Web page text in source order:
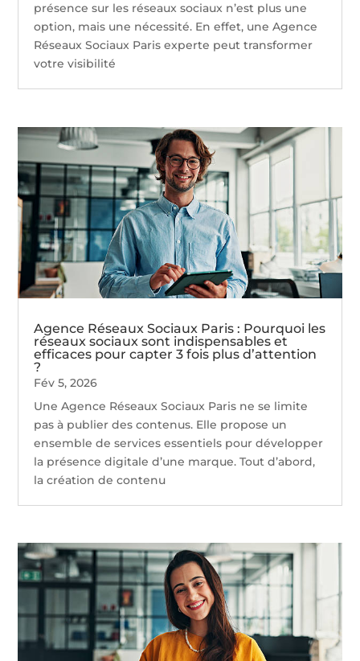
présence sur les réseaux sociaux n’est plus une
option, mais une nécessité. En effet, une Agence
Réseaux Sociaux Paris experte peut transformer
votre visibilité
Agence Réseaux Sociaux Paris : Pourquoi les
réseaux sociaux sont indispensables et
efficaces pour capter 3 fois plus d’attention
?
Fév 5, 2026
Une Agence Réseaux Sociaux Paris ne se limite
pas à publier des contenus. Elle propose un
ensemble de services essentiels pour développer
la présence digitale d’une marque. Tout d’abord,
la création de contenu